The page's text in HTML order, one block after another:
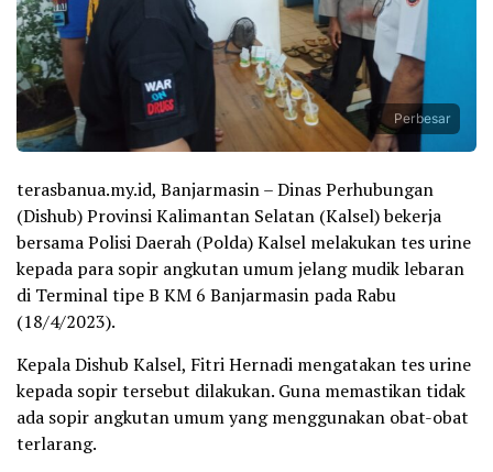
Perbesar
terasbanua.my.id, Banjarmasin – Dinas Perhubungan
(Dishub) Provinsi Kalimantan Selatan (Kalsel) bekerja
bersama Polisi Daerah (Polda) Kalsel melakukan tes urine
kepada para sopir angkutan umum jelang mudik lebaran
di Terminal tipe B KM 6 Banjarmasin pada Rabu
(18/4/2023).
Kepala Dishub Kalsel, Fitri Hernadi mengatakan tes urine
kepada sopir tersebut dilakukan. Guna memastikan tidak
ada sopir angkutan umum yang menggunakan obat-obat
terlarang.